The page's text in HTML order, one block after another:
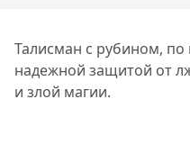
Талисман с рубином, по
надежной защитой от
и злой магии.